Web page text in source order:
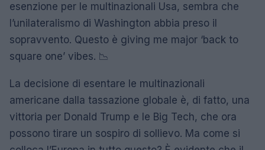
esenzione per le multinazionali Usa, sembra che
l’unilateralismo di Washington abbia preso il
sopravvento. Questo è giving me major ‘back to
square one’ vibes. 📉
La decisione di esentare le multinazionali
americane dalla tassazione globale è, di fatto, una
vittoria per Donald Trump e le Big Tech, che ora
possono tirare un sospiro di sollievo. Ma come si